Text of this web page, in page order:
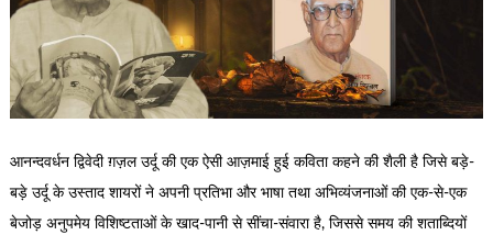
आनन्दवर्धन द्विवेदी ग़ज़ल उर्दू की एक ऐसी आज़माई हुई कविता कहने की शैली है जिसे बड़े-
बड़े उर्दू के उस्ताद शायरों ने अपनी प्रतिभा और भाषा तथा अभिव्यंजनाओं की एक-से-एक
बेजोड़ अनुपमेय विशिष्टताओं के खाद-पानी से सींचा-संवारा है, जिससे समय की शताब्दियों